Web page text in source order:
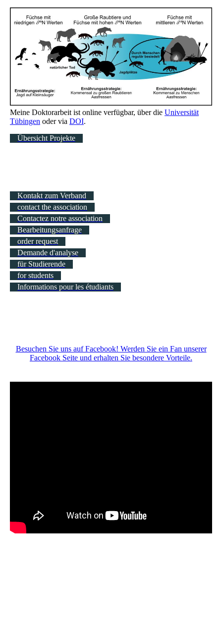
Meine Doktorarbeit ist online verfügbar, über die Universität
Tübingen oder via DOI.
Übersicht Projekte
Kontakt zum Verband
contact the association
Contactez notre association
Bearbeitungsanfrage
order request
Demande d'analyse
für Studierende
for students
Informations pour les étudiants
Besuchen Sie uns auf Facebook! Werden Sie ein Fan unserer
Facebook Seite und erhalten Sie besondere Vorteile.